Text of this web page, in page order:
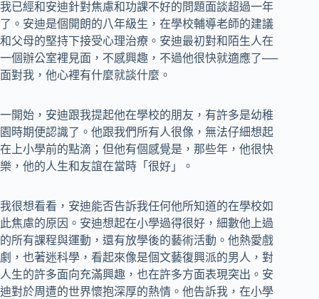
我已經和安迪針對焦慮和功課不好的問題面談超過一年
了。安迪是個開朗的八年級生，在學校輔導老師的建議
和父母的堅持下接受心理治療。安迪最初對和陌生人在
一個辦公室裡見面，不感興趣，不過他很快就適應了──
面對我，他心裡有什麼就談什麼。
一開始，安迪跟我提起他在學校的朋友，有許多是幼稚
園時期便認識了。他跟我們所有人很像，無法仔細想起
在上小學前的點滴；但他有個感覺是，那些年，他很快
樂，他的人生和友誼在當時「很好」。
我很想看看，安迪能否告訴我任何他所知道的在學校如
此焦慮的原因。安迪想起在小學過得很好，細數他上過
的所有課程與運動，還有放學後的藝術活動。他熱愛戲
劇，也著迷科學，看起來像是個文藝復興派的男人，對
人生的許多面向充滿興趣，也在許多方面表現突出。安
迪對於周遭的世界懷抱深厚的熱情。他告訴我，在小學